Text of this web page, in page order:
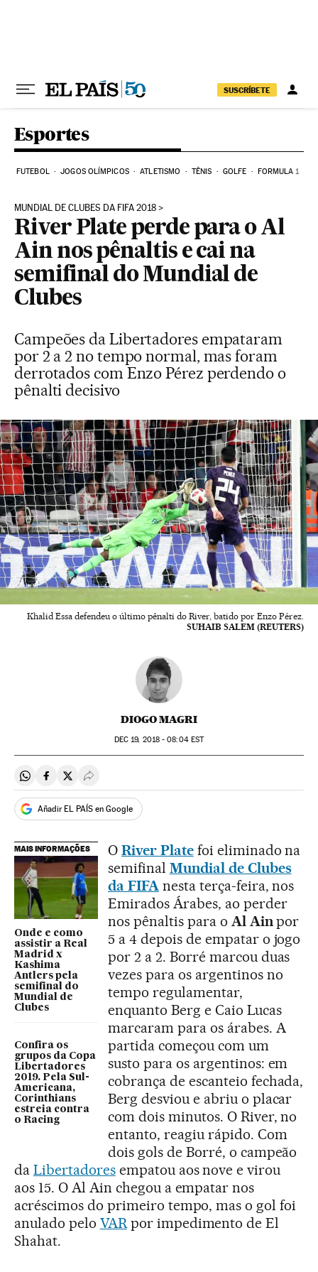
SUSCRÍBETE
Esportes
FUTEBOL JOGOS OLÍMPICOS ATLETISMO TÊNIS GOLFE FORMULA 1
MUNDIAL DE CLUBES DA FIFA 2018
River Plate perde para o Al
Ain nos pênaltis e cai na
semifinal do Mundial de
Clubes
Campeões da Libertadores empataram
por 2 a 2 no tempo normal, mas foram
derrotados com Enzo Pérez perdendo o
pênalti decisivo
Khalid Essa defendeu o último pênalti do River, batido por Enzo Pérez.
SUHAIB SALEM (REUTERS)
DIOGO MAGRI
DEC 19, 2018 - 08:04EST
Compartir en Whatsapp
Compartir en Facebook
Compartir en Twitter
Desplegar Redes Sociales
Añadir EL PAÍS en Google
MAIS INFORMAÇÕES
Onde e como
assistir a Real
Madrid x
Kashima
Antlers pela
semifinal do
Mundial de
Clubes
Confira os
grupos da Copa
Libertadores
2019. Pela Sul-
Americana,
Corinthians
estreia contra
o Racing
O River Platefoi eliminado na
semifinal Mundial de Clubes
da FIFAnesta terça-feira, nos
Emirados Árabes, ao perder
nos pênaltis para o Al Ainpor
5 a 4 depois de empatar o jogo
por 2 a 2. Borré marcou duas
vezes para os argentinos no
tempo regulamentar,
enquanto Berg e Caio Lucas
marcaram para os árabes. A
partida começou com um
susto para os argentinos: em
cobrança de escanteio fechada,
Berg desviou e abriu o placar
com dois minutos. O River, no
entanto, reagiu rápido. Com
dois gols de Borré, o campeão
da Libertadoresempatou aos nove e virou
aos 15. O Al Ain chegou a empatar nos
acréscimos do primeiro tempo, mas o gol foi
anulado pelo VARpor impedimento de El
Shahat.